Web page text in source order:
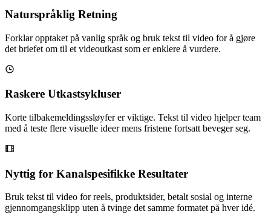
Naturspråklig Retning
Forklar opptaket på vanlig språk og bruk tekst til video for å gjøre
det briefet om til et videoutkast som er enklere å vurdere.
Raskere Utkastsykluser
Korte tilbakemeldingssløyfer er viktige. Tekst til video hjelper team
med å teste flere visuelle ideer mens fristene fortsatt beveger seg.
Nyttig for Kanalspesifikke Resultater
Bruk tekst til video for reels, produktsider, betalt sosial og interne
gjennomgangsklipp uten å tvinge det samme formatet på hver idé.